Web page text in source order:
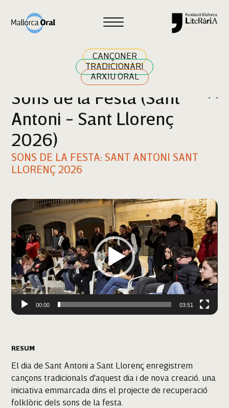
CANÇONER
TRADICIONARI
ARXIU ORAL
Cercar
Sons de la Festa (Sant
Antoni - Sant Llorenç
2026)
SONS DE LA FESTA: SANT ANTONI SANT
LLORENÇ 2026
Reproductor
00:00 03:51
RESUM
El dia de Sant Antoni a Sant Llorenç enregistrem
cançons tradicionals d'aquest dia i de nova creació, una
iniciativa emmarcada dins el projecte de recuperació
folklòric dels sons de la festa.